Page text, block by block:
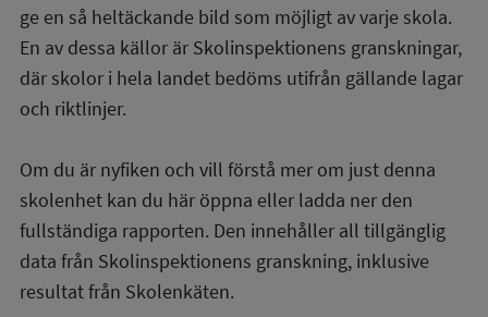
ge en så heltäckande bild som möjligt av varje skola.
En av dessa källor är Skolinspektionens granskningar,
där skolor i hela landet bedöms utifrån gällande lagar
och riktlinjer.
Om du är nyfiken och vill förstå mer om just denna
skolenhet kan du här öppna eller ladda ner den
fullständiga rapporten. Den innehåller all tillgänglig
data från Skolinspektionens granskning, inklusive
resultat från Skolenkäten.